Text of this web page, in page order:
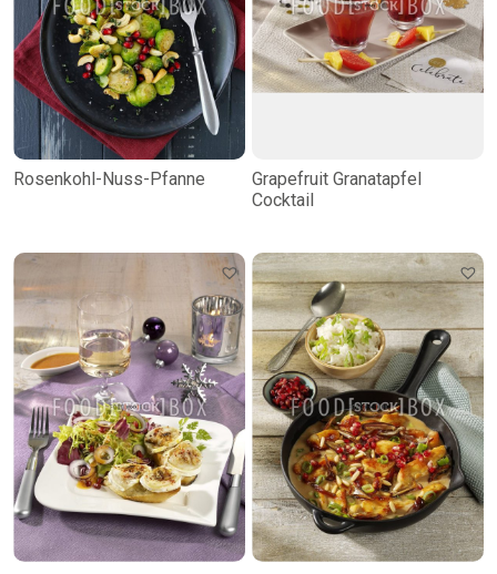
Rosenkohl-Nuss-Pfanne
Grapefruit Granatapfel
Cocktail